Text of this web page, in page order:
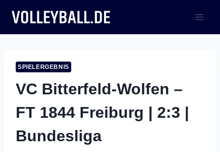
Inhalt
springen
SPIELERGEBNIS
VC Bitterfeld-Wolfen –
FT 1844 Freiburg | 2:3 |
Bundesliga